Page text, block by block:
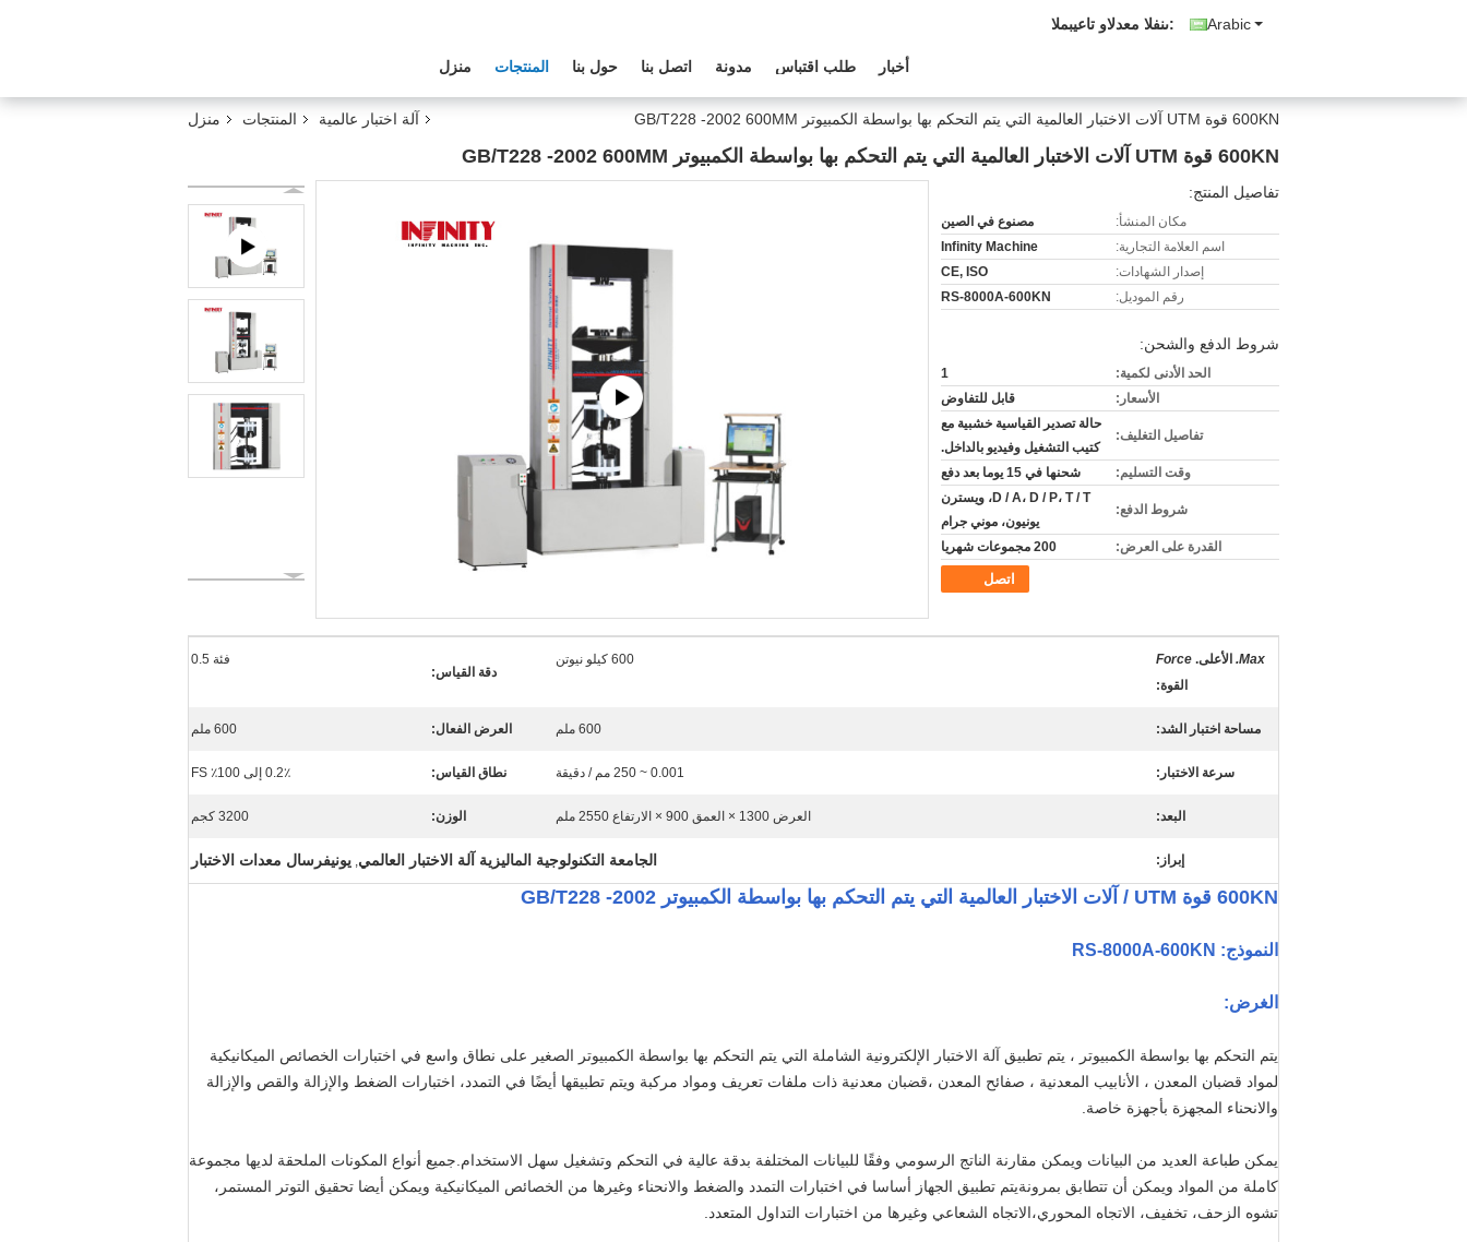
Arabic المبيعات والدعم الفنى:
منزل المنتجات حول بنا اتصل بنا مدونة طلب اقتباس أخبار
منزل المنتجات آلة اختبار عالمية 600KN قوة UTM آلات الاختبار العالمية التي يتم التحكم بها بواسطة الكمبيوتر GB/T228 -2002 600MM
600KN قوة UTM آلات الاختبار العالمية التي يتم التحكم بها بواسطة الكمبيوتر GB/T228 -2002 600MM
تفاصيل المنتج:
مكان المنشأ:
مصنوع في الصين
اسم العلامة التجارية:
Infinity Machine
إصدار الشهادات:
CE, ISO
رقم الموديل:
RS-8000A-600KN
شروط الدفع والشحن:
الحد الأدنى لكمية:
1
الأسعار:
قابل للتفاوض
تفاصيل التغليف:
حالة تصدير القياسية خشبية مع
كتيب التشغيل وفيديو بالداخل.
وقت التسليم:
شحنها في 15 يوما بعد دفع
شروط الدفع:
D / A، D / P، T / T، ويسترن
يونيون، موني جرام
القدرة على العرض:
200 مجموعات شهريا
اتصل
Max. الأعلى. Force
القوة:
600 كيلو نيوتن
دقة القياس:
فئة 0.5
مساحة اختبار الشد: 600 ملم العرض الفعال: 600 ملم
سرعة الاختبار: 0.001 ~ 250 مم / دقيقة نطاق القياس: 0.2٪ إلى 100٪ FS
البعد: العرض 1300 × العمق 900 × الارتفاع 2550 ملم الوزن: 3200 كجم
إبراز: الجامعة التكنولوجية الماليزية آلة الاختبار العالمي, يونيفرسال معدات الاختبار
600KN قوة UTM / آلات الاختبار العالمية التي يتم التحكم بها بواسطة الكمبيوتر GB/T228 -2002
النموذج: RS-8000A-600KN
الغرض:
يتم التحكم بها بواسطة الكمبيوتر ، يتم تطبيق آلة الاختبار الإلكترونية الشاملة التي يتم التحكم بها بواسطة الكمبيوتر الصغير على نطاق واسع في اختبارات الخصائص الميكانيكية
لمواد قضبان المعدن ، الأنابيب المعدنية ، صفائح المعدن ،قضبان معدنية ذات ملفات تعريف ومواد مركبة ويتم تطبيقها أيضًا في التمدد، اختبارات الضغط والإزالة والقص والإزالة
والانحناء المجهزة بأجهزة خاصة.
يمكن طباعة العديد من البيانات ويمكن مقارنة الناتج الرسومي وفقًا للبيانات المختلفة بدقة عالية في التحكم وتشغيل سهل الاستخدام.جميع أنواع المكونات الملحقة لديها مجموعة
كاملة من المواد ويمكن أن تتطابق بمرونةيتم تطبيق الجهاز أساسا في اختبارات التمدد والضغط والانحناء وغيرها من الخصائص الميكانيكية ويمكن أيضا تحقيق التوتر المستمر،
تشوه الزحف، تخفيف، الاتجاه المحوري،الاتجاه الشعاعي وغيرها من اختبارات التداول المتعدد.